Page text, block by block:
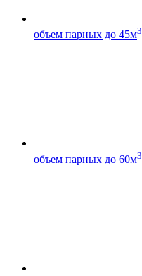
объем парных до 45м3
объем парных до 60м3